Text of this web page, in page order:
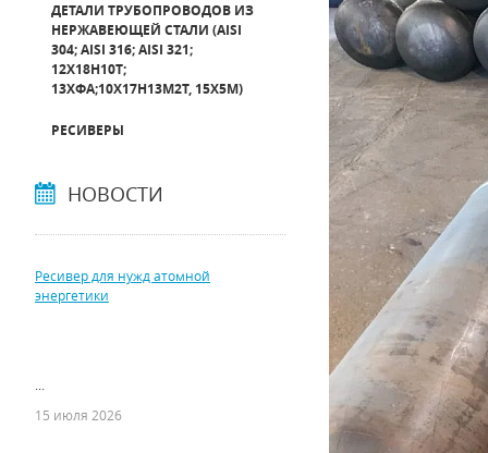
ДЕТАЛИ ТРУБОПРОВОДОВ ИЗ
НЕРЖАВЕЮЩЕЙ СТАЛИ (AISI
304; AISI 316; AISI 321;
12Х18Н10Т;
13ХФА;10Х17Н13М2Т, 15Х5М)
РЕСИВЕРЫ
НОВОСТИ
Ресивер для нужд атомной
энергетики
15 июля 2026